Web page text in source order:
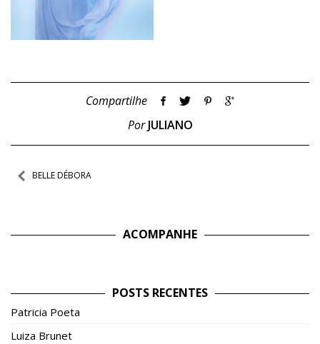
Compartilhe
PorJULIANO
Navegação
BELLE DÉBORA
ACOMPANHE
POSTS RECENTES
Patricia Poeta
Luiza Brunet